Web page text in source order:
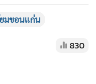
สุนขนาด .45 มม.ยิงใส่อีก
บว่าไม่ทะลุและไม่มีรอย
. จากการทดสอบพบว่า
มขอนแก่น
830